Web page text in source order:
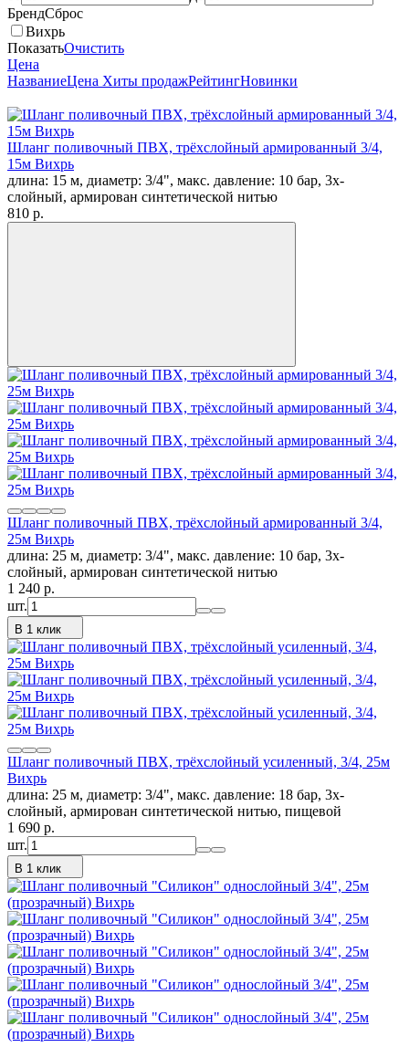
БрендСброс
Вихрь
ПоказатьОчистить
Цена
НазваниеЦена Хиты продажРейтингНовинки
Шланг поливочный ПВХ, трёхслойный армированный 3/4,
15м Вихрь
длина: 15 м, диаметр: 3/4", макс. давление: 10 бар, 3х-
слойный, армирован синтетической нитью
810 p.
Шланг поливочный ПВХ, трёхслойный армированный 3/4,
25м Вихрь
длина: 25 м, диаметр: 3/4", макс. давление: 10 бар, 3х-
слойный, армирован синтетической нитью
1 240 p.
шт.
В 1 клик
Шланг поливочный ПВХ, трёхслойный усиленный, 3/4, 25м
Вихрь
длина: 25 м, диаметр: 3/4", макс. давление: 18 бар, 3х-
слойный, армирован синтетической нитью, пищевой
1 690 p.
шт.
В 1 клик